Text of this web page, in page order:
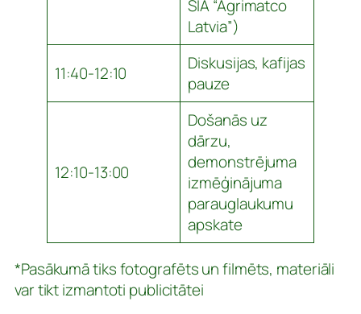
SIA “Agrimatco
Latvia”)
11:40-12:10
Diskusijas, kafijas
pauze
12:10-13:00
Došanās uz
dārzu,
demonstrējuma
izmēģinājuma
parauglaukumu
apskate
*Pasākumātiks fotografēts un filmēts, materiāli
var tikt izmantoti publicitātei